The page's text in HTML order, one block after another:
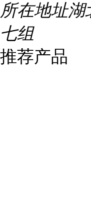
所在地址湖
七组
推荐产品